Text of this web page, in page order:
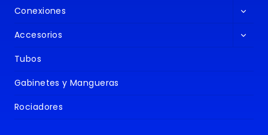
hijo
Conexiones
hijo
Accesorios
Tubos
Gabinetes y Mangueras
Rociadores